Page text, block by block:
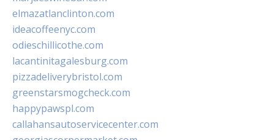
elmazatlanclinton.com
ideacoffeenyc.com
odieschillicothe.com
lacantinitagalesburg.com
pizzadeliverybristol.com
greenstarsmogcheck.com
happypawspl.com
callahansautoservicecenter.com